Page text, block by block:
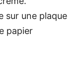
sur une plaque
papier